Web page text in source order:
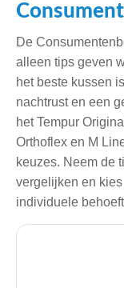
De
alleen tips geven
het beste kussen
nachtrust en een
het Tempur
Orthoflex en M
keuzes. Neem de
vergelijken en
individuele